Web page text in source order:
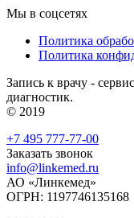
Мы в соцсетях
Политика
Политика
Запись к врачу -
диагностик.
© 2019
+7 495 777-77-00
Заказать звонок
info@linkemed.ru
АО «Линкемед»
ОГРН: 1197746135168